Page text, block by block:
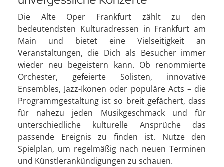
Die Alte Oper Frankfurt zählt zu den
bedeutendsten Kulturadressen in Frankfurt am
Main und bietet eine Vielseitigkeit an
Veranstaltungen, die Dich als Besucher immer
wieder neu begeistern kann. Ob renommierte
Orchester, gefeierte Solisten, innovative
Ensembles, Jazz-Ikonen oder populäre Acts – die
Programmgestaltung ist so breit gefächert, dass
für nahezu jeden Musikgeschmack und für
unterschiedliche kulturelle Ansprüche das
passende Ereignis zu finden ist. Nutze den
Spielplan, um regelmäßig nach neuen Terminen
und Künstlerankündigungen zu schauen.